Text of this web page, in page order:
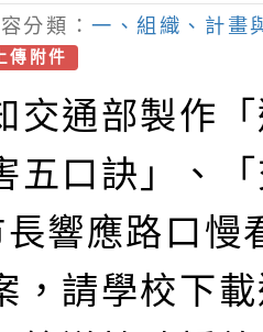
影片一案
，並透過多
，請查照。
分類：一、組織、計畫
傳附件
交通部製作
五口訣」、
響應路口慢
，請學校下